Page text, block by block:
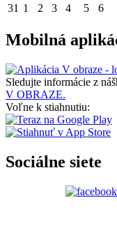
31 1 2 3 4 5 6
Mobilná
Sledujte informácie z
V OBRAZE.
Voľne k stiahnutiu:
Sociálne siete